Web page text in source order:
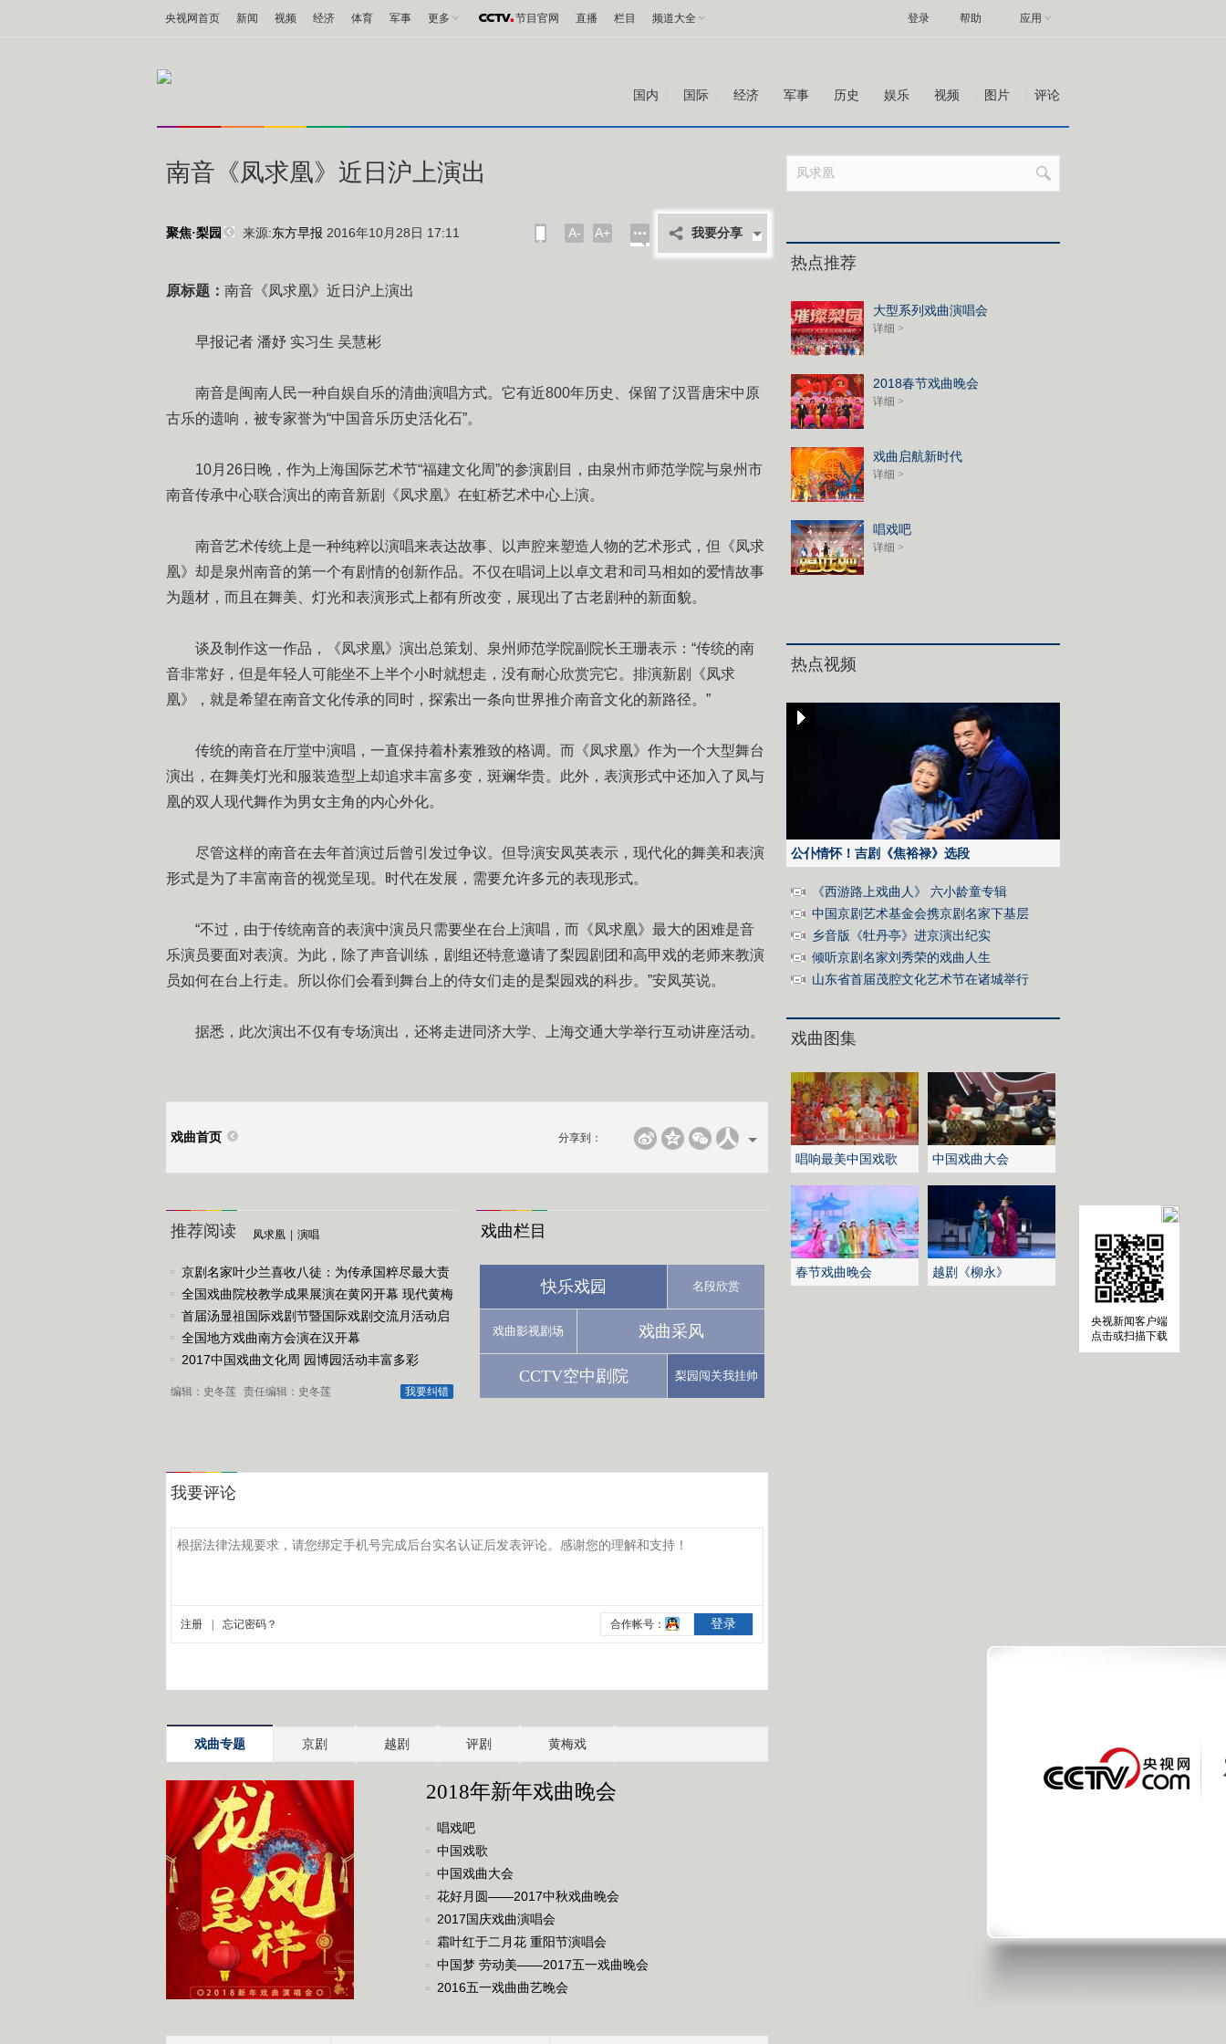
央视新闻客户端
点击或扫描下载
央视网首页 新闻 视频 经济 体育 军事 更多 节目官网 直播 栏目 频道大全 帮助 应用
登录
国内 国际 经济 军事 历史 娱乐 视频 图片 评论
南音《凤求凰》近日沪上演出
聚焦·梨园 来源:东方早报 2016年10月28日 17:11 A- A+ 我要分享
原标题： 南音《凤求凰》近日沪上演出
早报记者 潘妤 实习生 吴慧彬
南音是闽南人民一种自娱自乐的清曲演唱方式。它有近800年历史、保留了汉晋唐宋中原
古乐的遗响，被专家誉为“中国音乐历史活化石”。
10月26日晚，作为上海国际艺术节“福建文化周”的参演剧目，由泉州市师范学院与泉州市
南音传承中心联合演出的南音新剧《凤求凰》在虹桥艺术中心上演。
南音艺术传统上是一种纯粹以演唱来表达故事、以声腔来塑造人物的艺术形式，但《凤求
凰》却是泉州南音的第一个有剧情的创新作品。不仅在唱词上以卓文君和司马相如的爱情故事
为题材，而且在舞美、灯光和表演形式上都有所改变，展现出了古老剧种的新面貌。
谈及制作这一作品，《凤求凰》演出总策划、泉州师范学院副院长王珊表示：“传统的南
音非常好，但是年轻人可能坐不上半个小时就想走，没有耐心欣赏完它。排演新剧《凤求
凰》，就是希望在南音文化传承的同时，探索出一条向世界推介南音文化的新路径。”
传统的南音在厅堂中演唱，一直保持着朴素雅致的格调。而《凤求凰》作为一个大型舞台
演出，在舞美灯光和服装造型上却追求丰富多变，斑斓华贵。此外，表演形式中还加入了凤与
凰的双人现代舞作为男女主角的内心外化。
尽管这样的南音在去年首演过后曾引发过争议。但导演安凤英表示，现代化的舞美和表演
形式是为了丰富南音的视觉呈现。时代在发展，需要允许多元的表现形式。
“不过，由于传统南音的表演中演员只需要坐在台上演唱，而《凤求凰》最大的困难是音
乐演员要面对表演。为此，除了声音训练，剧组还特意邀请了梨园剧团和高甲戏的老师来教演
员如何在台上行走。所以你们会看到舞台上的侍女们走的是梨园戏的科步。”安凤英说。
据悉，此次演出不仅有专场演出，还将走进同济大学、上海交通大学举行互动讲座活动。
戏曲首页 分享到：
推荐阅读 凤求凰 演唱
京剧名家叶少兰喜收八徒：为传承国粹尽最大责
任
全国戏曲院校教学成果展演在黄冈开幕 现代黄梅
戏《槐花谣》倾情..
首届汤显祖国际戏剧节暨国际戏剧交流月活动启
动
全国地方戏曲南方会演在汉开幕
2017中国戏曲文化周 园博园活动丰富多彩
我要纠错
编辑：史冬莲 责任编辑：史冬莲
戏曲栏目
快乐戏园 名段欣赏
戏曲影视剧场 戏曲采风
CCTV空中剧院 梨园闯关我挂帅
戏曲专题 京剧 越剧 评剧 黄梅戏
2018年新年戏曲晚会
唱戏吧
中国戏歌
中国戏曲大会
花好月圆——2017中秋戏曲晚会
2017国庆戏曲演唱会
霜叶红于二月花 重阳节演唱会
中国梦 劳动美——2017五一戏曲晚会
2016五一戏曲曲艺晚会
热点推荐
大型系列戏曲演唱会
详细 >
2018春节戏曲晚会
详细 >
戏曲启航新时代
详细 >
唱戏吧
详细 >
热点视频
公仆情怀！吉剧《焦裕禄》选段
《西游路上戏曲人》 六小龄童专辑
中国京剧艺术基金会携京剧名家下基层
乡音版《牡丹亭》进京演出纪实
倾听京剧名家刘秀荣的戏曲人生
山东省首届茂腔文化艺术节在诸城举行
戏曲图集
唱响最美中国戏歌 中国戏曲大会
春节戏曲晚会 越剧《柳永》